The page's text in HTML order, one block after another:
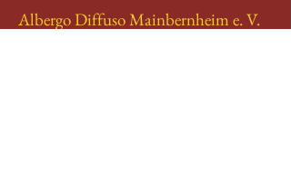
Albergo Diffuso Mainbernheim e. V.